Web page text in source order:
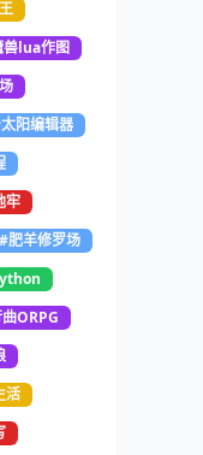
兽lua作图
阳编辑器
牢
#肥羊修罗场
ORPG
活